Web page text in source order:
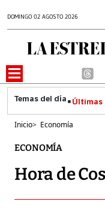
DOMINGO 02 AGOSTO 2026
Últimas
Inicio> Economía
ECONOMÍA
Hora de